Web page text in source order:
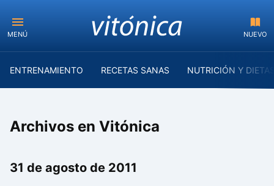
MENÚ NUEVO
ENTRENAMIENTO RECETAS SANAS NUTRICIÓN Y
Archivos en Vitónica
31 de agosto de 2011